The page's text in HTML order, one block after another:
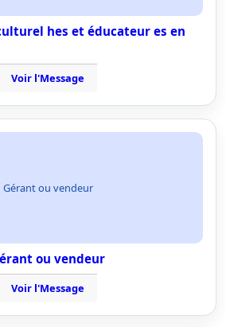
hes et éducateur es en
Voir l'Message
Gérant ou vendeur
ou vendeur
Voir l'Message